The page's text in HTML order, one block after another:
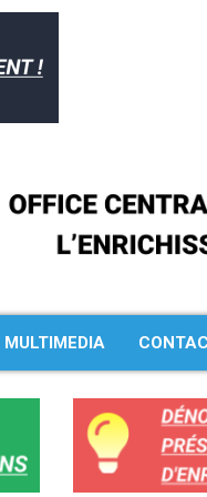
MULTIMEDIA